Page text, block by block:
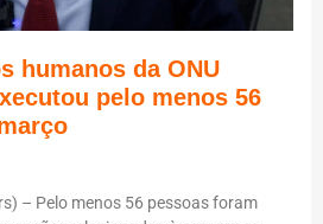
humanos da ONU
pelo menos 56
– Pelo menos 56 pessoas foram